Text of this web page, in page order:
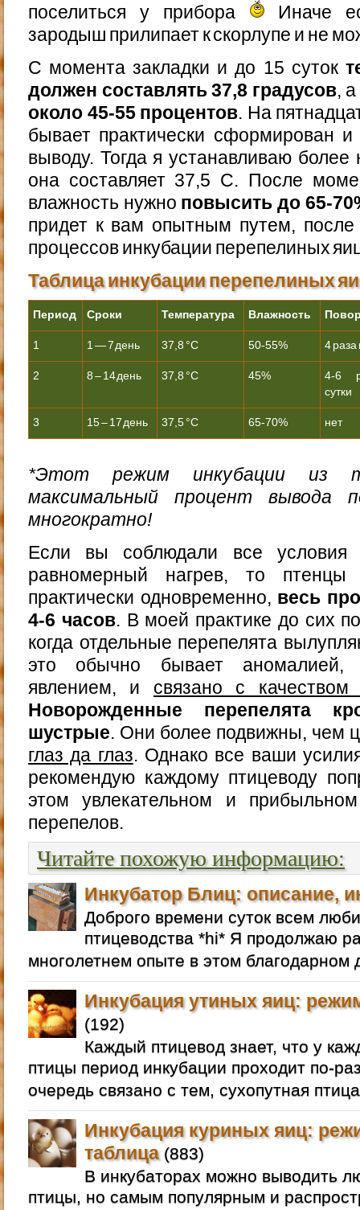
поселиться у прибора
Иначе
зародыш прилипает к скорлупе и не
С момента закладки и до 15 суток
должен составлять 37,8 градусов,
около 45-55 процентов. На
бывает практически сформирован и
выводу. Тогда я устанавливаю
она составляет 37,5 C. После
влажность нужно повысить до 65-
придет к вам опытным путем, после
процессов инкубации перепелиных
Таблица инкубации перепелиных
Период Сроки Температура Влажность
1 1 — 7 день 37,8 °С 50-55% 4 раза
2 8 – 14 день 37,8 °С 45%
4-6
сутки
3 15 – 17 день 37,5 °С 65-70% нет
*Этот режим инкубации из
максимальный процент вывода
многократно!
Если вы соблюдали все
равномерный нагрев, то птенцы
практически одновременно, весь
4-6 часов. В моей практике до сих
когда отдельные перепелята
это обычно бывает аномалией,
явлением, и связано с качеством
Новорожденные перепелята
шустрые. Они более подвижны, чем
глаз да глаз. Однако все ваши
рекомендую каждому птицеводу
этом увлекательном и
перепелов.
Читайте похожую информацию:
Инкубатор Блиц: описание,
Доброго времени суток всем
птицеводства *hi* Я продолжаю
многолетнем опыте в этом
Инкубация утиных яиц:
(192)
Каждый птицевод знает, что у
птицы период инкубации проходит по-
очередь связано с тем, сухопутная
Инкубация куриных яиц:
таблица(883)
В инкубаторах можно выводить
птицы, но самым популярным и